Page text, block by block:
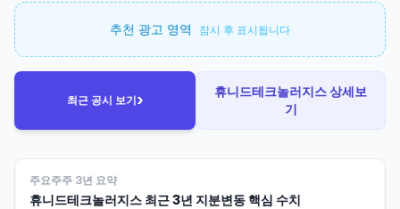
추천 광고 영역 잠시 후 표시됩니다
최근 공시 보기› 휴니드테크놀러지스상세보
기
주요주주 3년 요약
휴니드테크놀러지스 최근 3년 지분변동 핵심 수치